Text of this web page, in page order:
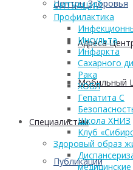
Центры Здоровья
Адреса
Мобильный
Cпециалистам
Публикации
СИТУАЦИЙ
Профилактика
Инсульта
Инфаркта
Сахарного
Рака
ХОБЛ
Гепатита С
Школа ХНИЗ
Клуб
Здоровый образ